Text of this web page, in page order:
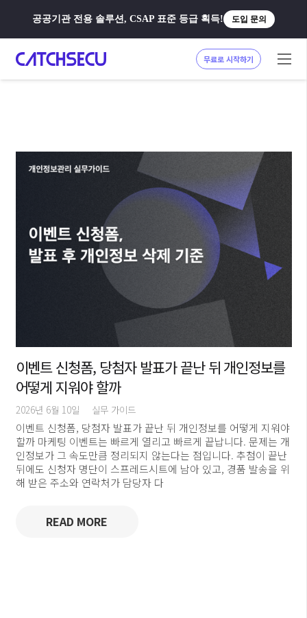
공공기관 전용 솔루션, CSAP 표준 등급 획득! 도입 문의
무료로 시작하기
이벤트 신청폼, 당첨자 발표가 끝난 뒤 개인정보를
어떻게 지워야 할까
2026년 6월 10일 실무 가이드
이벤트 신청폼, 당첨자 발표가 끝난 뒤 개인정보를 어떻게 지워야
할까 마케팅 이벤트는 빠르게 열리고 빠르게 끝납니다. 문제는 개
인정보가 그 속도만큼 정리되지 않는다는 점입니다. 추첨이 끝난
뒤에도 신청자 명단이 스프레드시트에 남아 있고, 경품 발송을 위
해 받은 주소와 연락처가 담당자 다
READ MORE